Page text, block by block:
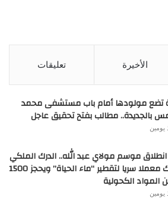
الأخيرة تعليقات
تضع مولودها أمام باب مستشفى محمد
بالجديدة.. مطالب بفتح تحقيق عاجل
يومين
موسم مولاي عبد الله.. الدرك الملكي
يفكك معملا سريا لتقطير “ماء الحياة” ويحجز 1500
المواد الكحولية
يومين